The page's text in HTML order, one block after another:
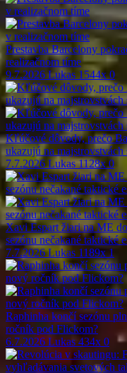
Prestavba Barcelony
realizačnom tíme
9.7.2026 Lukas 1544x 0
Kľúčové dôvody, prečo
ukazujú na majstrovstvách
7.7.2026 Lukas 1128x 0
Xavi Espart žiari na ME
sezónu nečakané taktické
7.7.2026 Lukas 1189x 1
Raphinha končí sezónu
ročník pod Flickom?
6.7.2026 Lukas 434x 0